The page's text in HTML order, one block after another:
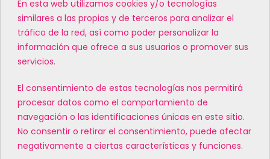
En esta web utilizamos cookies y/o tecnologías
similares a las propias y de terceros para analizar el
tráfico de la red, así como poder personalizar la
información que ofrece a sus usuarios o promover sus
servicios.
El consentimiento de estas tecnologías nos permitirá
procesar datos como el comportamiento de
navegación o las identificaciones únicas en este sitio.
No consentir o retirar el consentimiento, puede afectar
negativamente a ciertas características y funciones.
MATRICÚLATE EN NUESTROS CENTROS
MENÚ
Facebook
Instagram
TikTok